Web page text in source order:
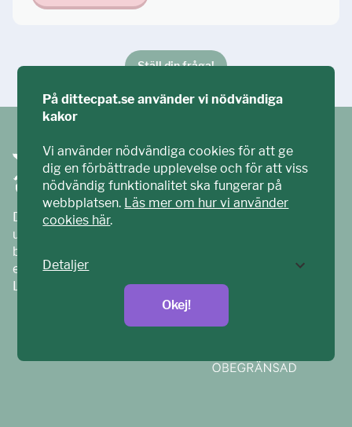
Ställ din fråga!
Ditt ECPAT har tagits fram tillsammans med barn och
unga. Vi är en del av ECPAT Sverige – en
barnrättsorganisation som arbetar mot sexuell
exploatering av barn.
Läs mer på
ecpat.se
På dittecpat.se använder vi nödvändiga
kakor
Vi använder nödvändiga cookies för att ge
dig en förbättrade upplevelse och för att viss
nödvändig funktionalitet ska fungerar på
webbplatsen. Läs mer om hur vi använder
cookies här.
Detaljer
Okej!